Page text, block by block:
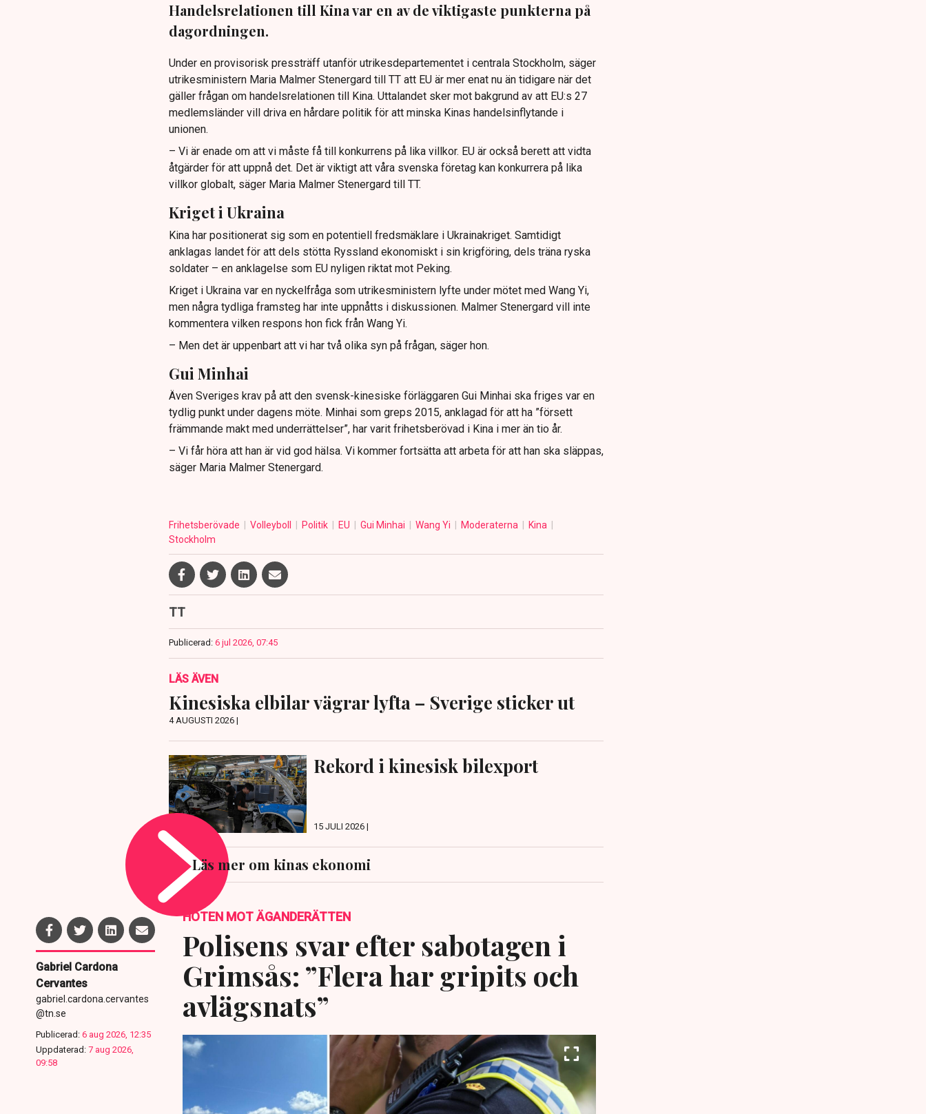
Handelsrelationen till Kina var en av de viktigaste punkterna på
dagordningen.
Under en provisorisk pressträff utanför utrikesdepartementet i centrala Stockholm, säger
utrikesministern Maria Malmer Stenergard till TT att EU är mer enat nu än tidigare när det
gäller frågan om handelsrelationen till Kina. Uttalandet sker mot bakgrund av att EU:s 27
medlemsländer vill driva en hårdare politik för att minska Kinas handelsinflytande i
unionen.
– Vi är enade om att vi måste få till konkurrens på lika villkor. EU är också berett att vidta
åtgärder för att uppnå det. Det är viktigt att våra svenska företag kan konkurrera på lika
villkor globalt, säger Maria Malmer Stenergard till TT.
Kriget i Ukraina
Kina har positionerat sig som en potentiell fredsmäklare i Ukrainakriget. Samtidigt
anklagas landet för att dels stötta Ryssland ekonomiskt i sin krigföring, dels träna ryska
soldater – en anklagelse som EU nyligen riktat mot Peking.
Kriget i Ukraina var en nyckelfråga som utrikesministern lyfte under mötet med Wang Yi,
men några tydliga framsteg har inte uppnåtts i diskussionen. Malmer Stenergard vill inte
kommentera vilken respons hon fick från Wang Yi.
– Men det är uppenbart att vi har två olika syn på frågan, säger hon.
Gui Minhai
Även Sveriges krav på att den svensk-kinesiske förläggaren Gui Minhai ska friges var en
tydlig punkt under dagens möte. Minhai som greps 2015, anklagad för att ha ”försett
främmande makt med underrättelser”, har varit frihetsberövad i Kina i mer än tio år.
– Vi får höra att han är vid god hälsa. Vi kommer fortsätta att arbeta för att han ska släppas,
säger Maria Malmer Stenergard.
Frihetsberövade Volleyboll Politik EU Gui Minhai Wang Yi Moderaterna
Kina
Stockholm
TT
Publicerad: 6 jul 2026, 07:45
LÄS ÄVEN
Kinesiska elbilar vägrar lyfta – Sverige sticker ut
4 AUGUSTI 2026 |
Rekord i kinesisk bilexport
15 JULI 2026 |
Läs mer om kinas ekonomi
Gabriel Cardona
Cervantes
gabriel.cardona.cervantes
@tn.se
Publicerad: 6 aug 2026, 12:35
Uppdaterad: 7 aug 2026,
09:58
HOTEN MOT ÄGANDERÄTTEN
Polisens svar efter sabotagen i
Grimsås: ”Flera har gripits och
avlägsnats”